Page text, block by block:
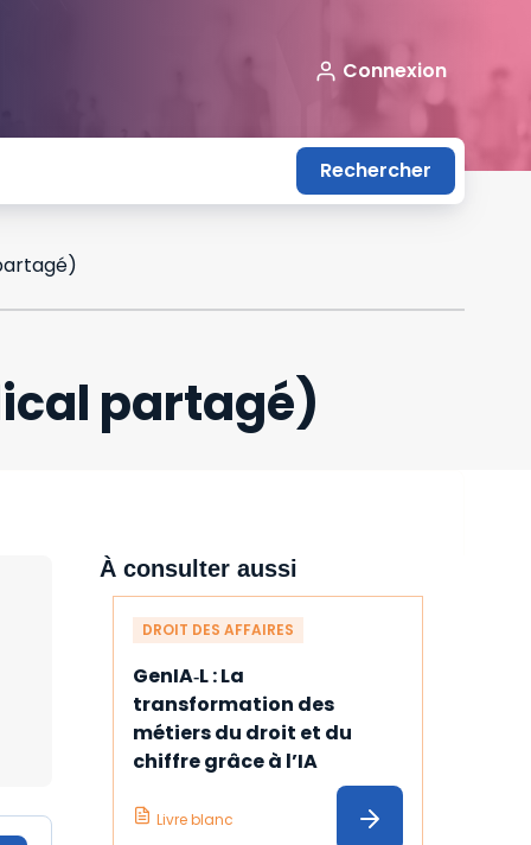
Connexion
Rechercher
partagé)
À consulter aussi
DROIT DES AFFAIRES
GenIA‑L : La
transformation des
métiers du droit et du
chiffre grâce à l’IA
Livre blanc